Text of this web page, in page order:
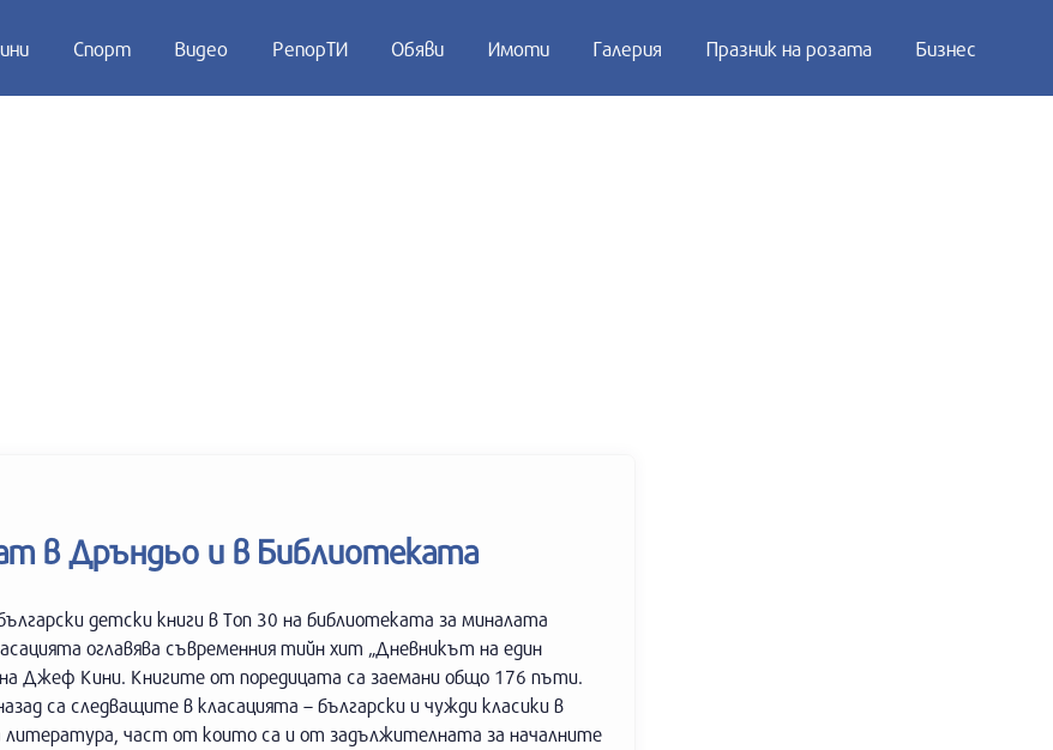
Спорт Видео РепорТИ Обяви Имоти Галерия Празник на розата Бизнес
в Дръндьо и в Библиотеката
детски книги в Топ 30 на библиотеката за миналата
оглавява съвременния тийн хит „Дневникът на един
Джеф Кини. Книгите от поредицата са заемани общо 176 пъти.
са следващите в класацията – български и чужди класики в
част от които са и от задължителната за началните